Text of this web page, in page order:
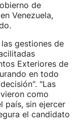
de
Venezuela,
gestiones de
Exteriores de
en todo
"Las
como
país, sin ejercer
el candidato